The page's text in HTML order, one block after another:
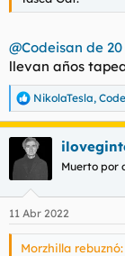
@Codeisan de 20
llevan años
R
e
c
e
s
NikolaTesla,
Muerto por
11 Abr 2022
Morzhilla rebuznó: